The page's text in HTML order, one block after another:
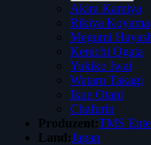
Akira Kamiya
Rikiya Koyama
Megumi
Kenichi Ogata
Yukiko Iwai
Wataru Takagi
Ikue Otani
Chafurin
Produzent:TMS
Land:Japan